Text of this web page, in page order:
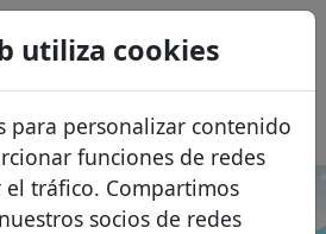
utiliza cookies
para personalizar contenido
funciones de redes
el tráfico. Compartimos
socios de redes
.gallery Buscar